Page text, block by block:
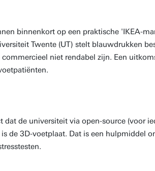
binnenkort op een praktische 'IKEA-
Twente (UT) stelt blauwdrukken
niet rendabel zijn. Een
dat de universiteit via open-source (voor
de 3D-voetplaat. Dat is een hulpmiddel